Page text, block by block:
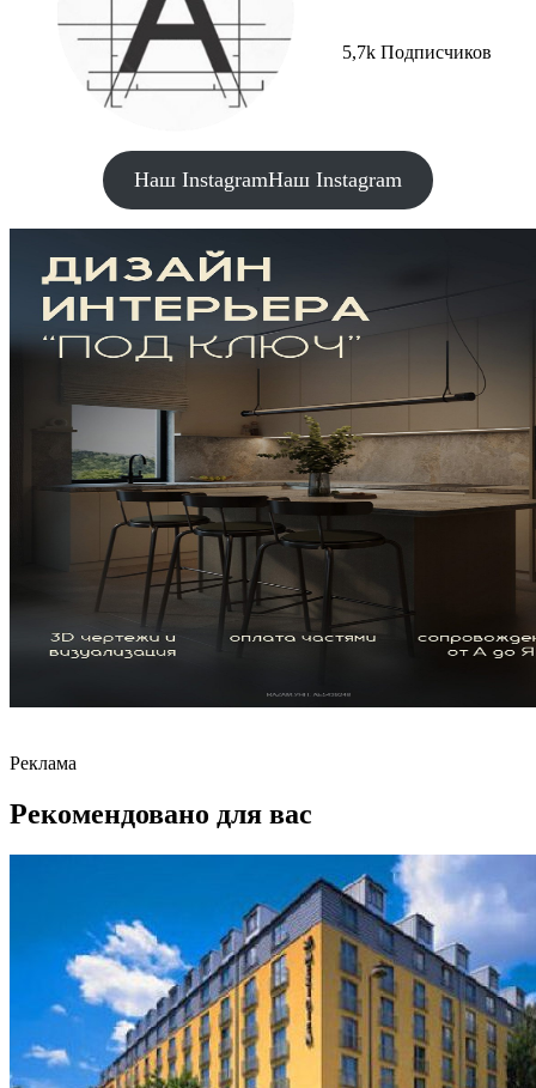
5,7k Подписчиков
Наш InstagramНаш Instagram
Реклама
Рекомендовано для вас